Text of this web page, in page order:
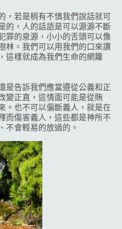
，若是稍有不慎我們說話就可
的，人的話語是可以源源不斷
罪的泉源，小小的舌頭可以像
林。我們可以用我們的口來讚
這樣就成為我們生命的網籮
是告訴我們應當遵從公義和正
變正直，這情面可能是從賄
。也不可以偏斷義人，就是在
而傷害義人，這些都是神所不
不會輕易的放過的。